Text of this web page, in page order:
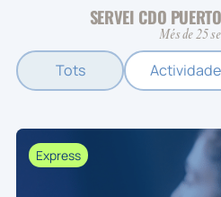
SERVEI CDO
Més de 25
Tots
Express